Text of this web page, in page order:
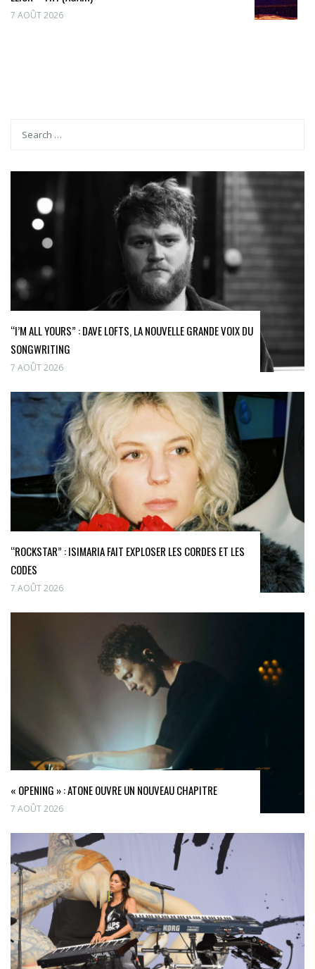
7 AOÛT 2026
“I’M ALL YOURS” : DAVE LOFTS, LA NOUVELLE GRANDE VOIX DU
SONGWRITING
7 AOÛT 2026
“ROCKSTAR” : ISIMARIA FAIT EXPLOSER LES CORDES ET LES
CODES
7 AOÛT 2026
« OPENING » : ATONE OUVRE UN NOUVEAU CHAPITRE
7 AOÛT 2026